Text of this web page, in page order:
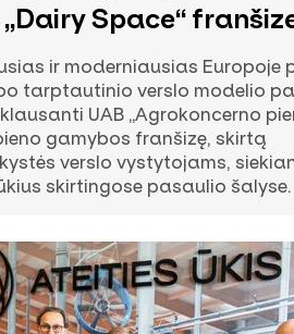
Space“
ir moderniausias Europoje
tarptautinio verslo modelio
UAB „Agrokoncerno
gamybos franšizę, skirtą
verslo vystytojams,
skirtingose pasaulio šalyse.